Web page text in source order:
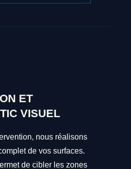
ET
VISUEL
nous réalisons
de vos surfaces.
de cibler les zones